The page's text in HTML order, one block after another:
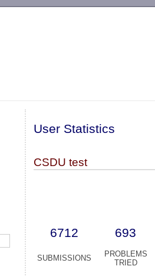
User Statistics
CSDU test
6712 693
SUBMISSIONS
PROBLEMS
TRIED